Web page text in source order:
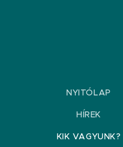
NYITÓLAP
HÍREK
KIK VAGYUNK?